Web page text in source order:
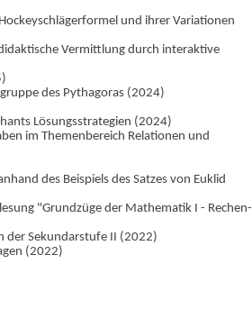
und ihrer Variationen
Vermittlung durch interaktive
des Pythagoras (2024)
Lösungsstrategien (2024)
im Themenbereich Relationen und
des Beispiels des Satzes von Euklid
"Grundzüge der Mathematik I - Rechen-
der Sekundarstufe II (2022)
(2022)